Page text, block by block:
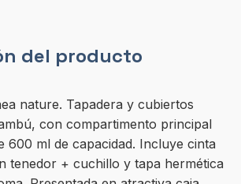
del producto
nature. Tapadera y cubiertos
con compartimento principal
600 ml de capacidad. Incluye cinta
tenedor + cuchillo y tapa hermética